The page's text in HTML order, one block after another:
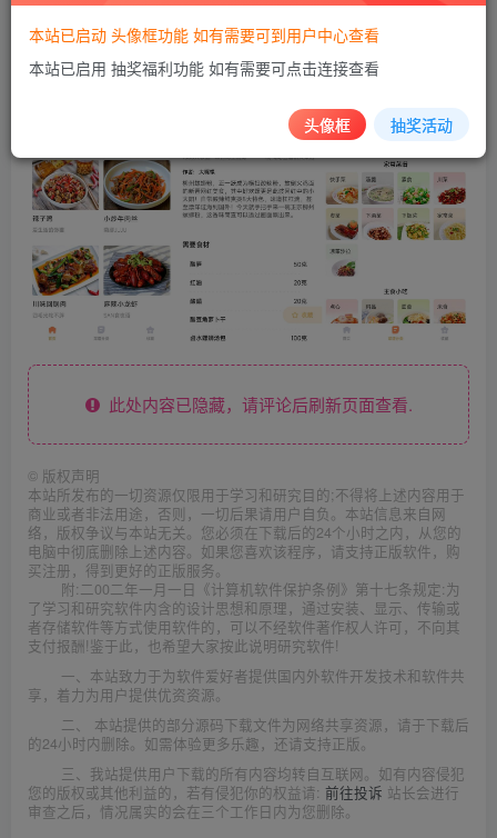
此处内容已隐藏，请评论后刷新页面查看.
© 版权声明
本站所发布的一切资源仅限用于学习和研究目的;不得将上述内容用于
商业或者非法用途，否则，一切后果请用户自负。本站信息来自网
络，版权争议与本站无关。您必须在下载后的24个小时之内，从您的
电脑中彻底删除上述内容。如果您喜欢该程序，请支持正版软件，购
买注册，得到更好的正版服务。
附:二00二年一月一日《计算机软件保护条例》第十七条规定:为
了学习和研究软件内含的设计思想和原理，通过安装、显示、传输或
者存储软件等方式使用软件的，可以不经软件著作权人许可，不向其
支付报酬!鉴于此，也希望大家按此说明研究软件!
一、本站致力于为软件爱好者提供国内外软件开发技术和软件共
享，着力为用户提供优资资源。
二、 本站提供的部分源码下载文件为网络共享资源，请于下载后
的24小时内删除。如需体验更多乐趣，还请支持正版。
三、我站提供用户下载的所有内容均转自互联网。如有内容侵犯
您的版权或其他利益的，若有侵犯你的权益请: 前往投诉 站长会进行
审查之后，情况属实的会在三个工作日内为您删除。
本站已启动 头像框功能 如有需要可到用户中心查看
本站已启用 抽奖福利功能 如有需要可点击连接查看
头像框 抽奖活动